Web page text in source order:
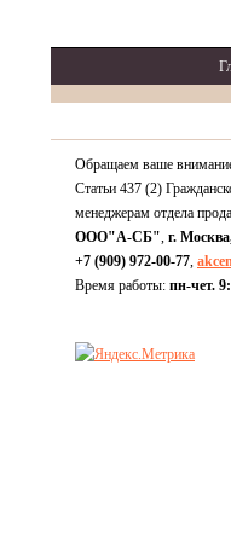
Обращаем ваше
Статьи 437 (2)
менеджерам отдела
ООО"А-СБ", г.
+7 (909) 972-00-77,
Время работы: пн-чет.